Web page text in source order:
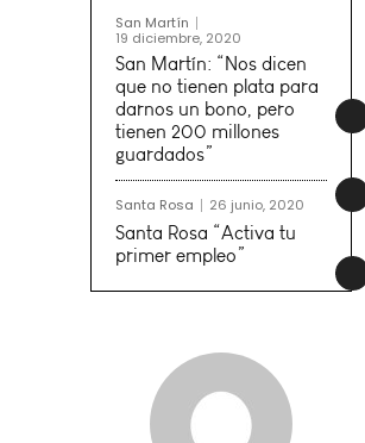
San Martín
19 diciembre, 2020
San Martín: “Nos dicen
que no tienen plata para
darnos un bono, pero
tienen 200 millones
guardados”
Santa Rosa 26 junio, 2020
Santa Rosa “Activa tu
primer empleo”